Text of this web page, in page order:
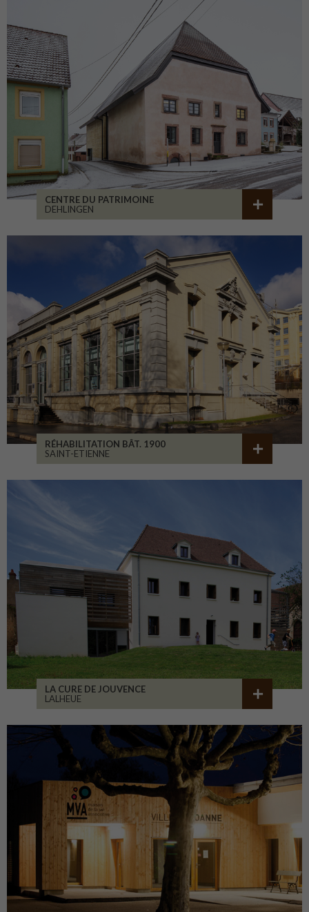
CENTRE DU PATRIMOINE
DEHLINGEN
RÉHABILITATION BÂT. 1900
SAINT-ETIENNE
LA CURE DE JOUVENCE
LALHEUE